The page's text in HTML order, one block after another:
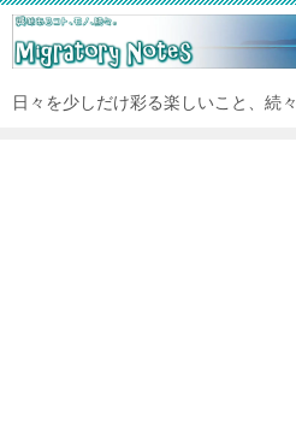
日々を少しだけ彩る楽しいこと、続々